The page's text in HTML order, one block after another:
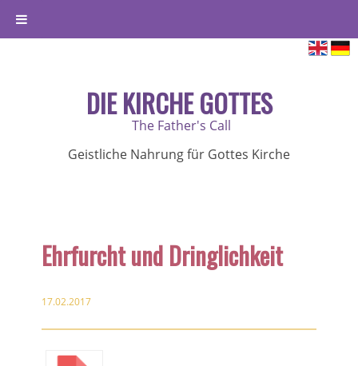
DIE KIRCHE GOTTES
The Father's Call
Geistliche Nahrung für Gottes Kirche
Ehrfurcht und Dringlichkeit
17.02.2017